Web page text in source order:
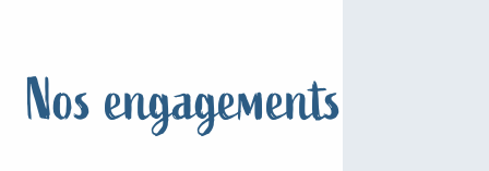
Nos engagements